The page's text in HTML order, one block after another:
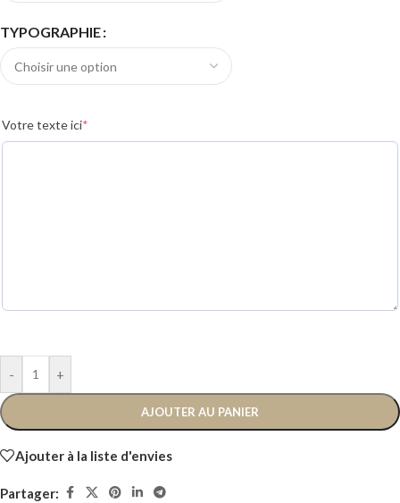
TYPOGRAPHIE
Votre texte ici*
- +
AJOUTER AU PANIER
Ajouter à la liste d'envies
Partager: